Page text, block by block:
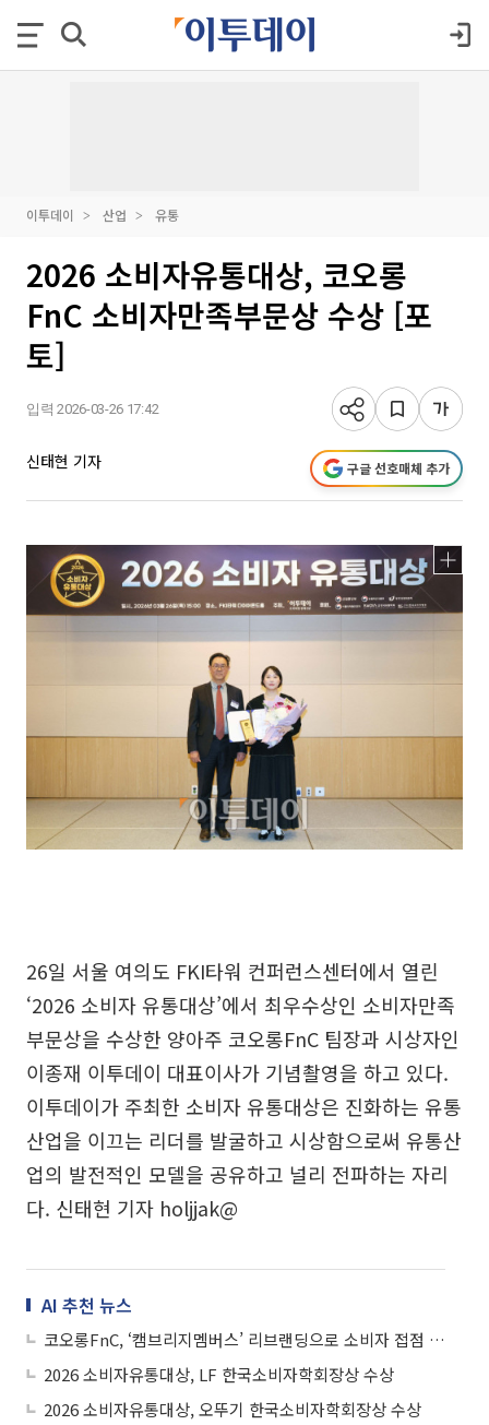
이투데이 산업 유통
2026 소비자유통대상, 코오롱
FnC 소비자만족부문상 수상 [포
토]
입력 2026-03-26 17:42
신태현 기자 구글 선호매체 추가
26일 서울 여의도 FKI타워 컨퍼런스센터에서 열린
‘2026 소비자 유통대상’에서 최우수상인 소비자만족
부문상을 수상한 양아주 코오롱FnC 팀장과 시상자인
이종재 이투데이 대표이사가 기념촬영을 하고 있다.
이투데이가 주최한 소비자 유통대상은 진화하는 유통
산업을 이끄는 리더를 발굴하고 시상함으로써 유통산
업의 발전적인 모델을 공유하고 널리 전파하는 자리
다. 신태현 기자 holjjak@
AI 추천 뉴스
코오롱FnC, ‘캠브리지멤버스’ 리브랜딩으로 소비자 접점 확대
2026 소비자유통대상, LF 한국소비자학회장상 수상
2026 소비자유통대상, 오뚜기 한국소비자학회장상 수상